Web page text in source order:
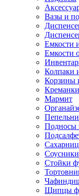
Вазы и
Емкости
Емкости
Колпаки
Корзины
Креманки
Мармит
Подносы
Стойки
Щипцы